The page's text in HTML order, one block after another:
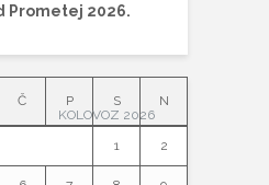
Prometej 2026.
KOLOVOZ 2026
Č P S N
1 2